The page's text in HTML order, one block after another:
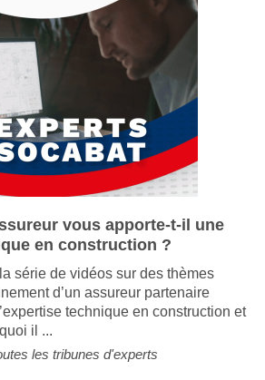
vous apporte-t-il une
en construction ?
série de vidéos sur des thèmes
d’un assureur partenaire
technique en construction et